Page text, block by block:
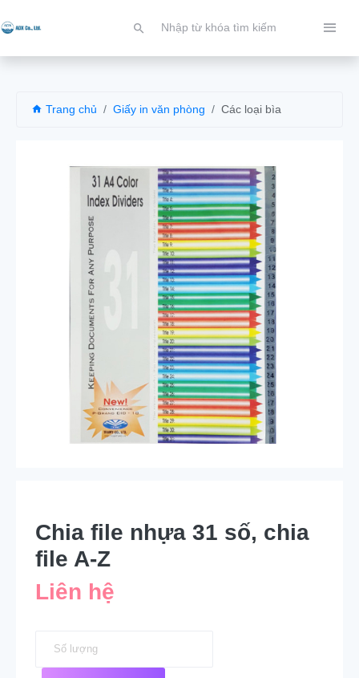
Trang chủ Giấy in văn phòng Các loại bìa
Chia file nhựa 31 số, chia
file A-Z
Liên hệ